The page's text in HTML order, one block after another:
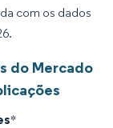
com os dados
do Mercado
*